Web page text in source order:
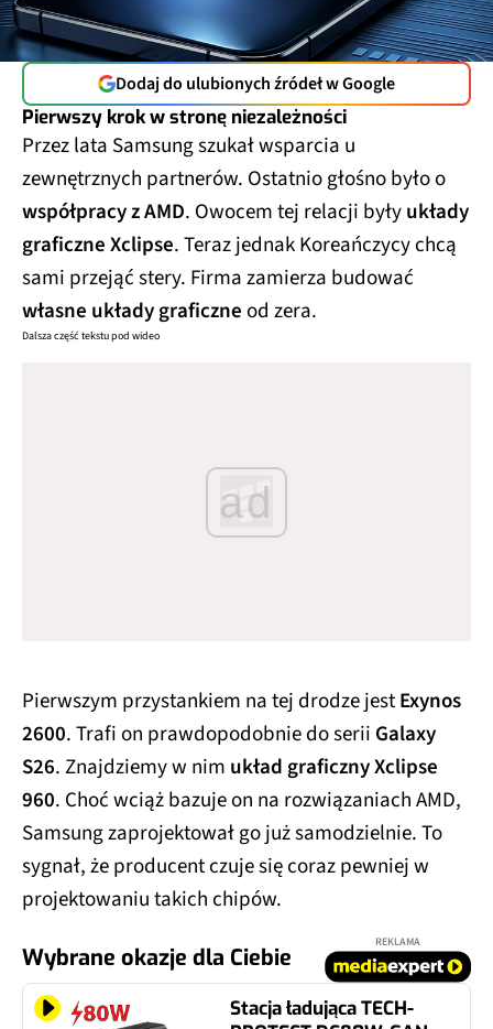
Dodaj do ulubionych źródeł w Google
Pierwszy krok w stronę niezależności
Przez lata Samsung szukał wsparcia u
zewnętrznych partnerów. Ostatnio głośno było o
współpracy z AMD. Owocem tej relacji byłyukłady
graficzne Xclipse. Teraz jednak Koreańczycy chcą
sami przejąć stery. Firma zamierza budować
własne układy graficzneod zera.
Dalsza część tekstu pod wideo
ad
Pierwszym przystankiem na tej drodze jestExynos
2600. Trafi on prawdopodobnie do serii Galaxy
S26. Znajdziemy w nim układ graficzny Xclipse
960. Choć wciąż bazuje on na rozwiązaniach AMD,
Samsung zaprojektował go już samodzielnie. To
sygnał, że producent czuje się coraz pewniej w
projektowaniu takich chipów.
Wybrane okazje dla Ciebie
REKLAMA
Stacja ładująca TECH-